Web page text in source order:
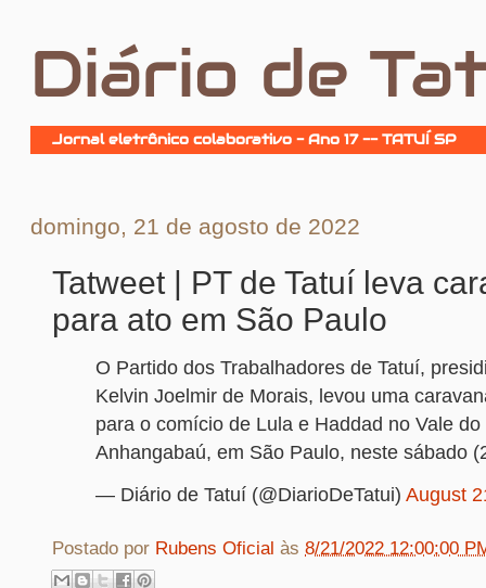
Diário de
Jornal eletrônico colaborativo - Ano 17 -- TATUÍ SP
domingo, 21 de agosto de 2022
Tatweet | PT de Tatuí leva
para ato em São Paulo
O Partido dos Trabalhadores de Tatuí,
Kelvin Joelmir de Morais, levou uma
para o comício de Lula e Haddad no Vale do
Anhangabaú, em São Paulo, neste sábado
— Diário de Tatuí (@DiarioDeTatui) August
Postado por Rubens Oficial às 8/21/2022 12:00:00